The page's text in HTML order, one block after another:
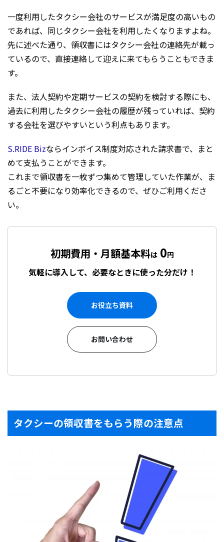
一度利用したタクシー会社のサービスが満足度の高いもの
であれば、同じタクシー会社を利用したくなりますよね。
先に述べた通り、領収書にはタクシー会社の連絡先が載っ
ているので、直接連絡して迎えに来てもらうこともできま
す。
また、法人契約や定期サービスの契約を検討する際にも、
過去に利用したタクシー会社の履歴が残っていれば、契約
する会社を選びやすいという利点もあります。
S.RIDE Bizならインボイス制度対応された請求書で、まと
めて支払うことができます。
これまで領収書を一枚ずつ集めて管理していた作業が、ま
るごと不要になり効率化できるので、ぜひご利用くださ
い。
初期費用・月額基本料は 0円
気軽に導入して、必要なときに使った分だけ！
お問い合わせ
お役立ち資料
タクシーの領収書をもらう際の注意点